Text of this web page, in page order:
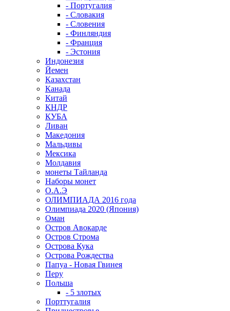
- Португалия
- Словакия
- Словения
- Финляндия
- Франция
- Эстония
Индонезия
Йемен
Казахстан
Канада
Китай
КНДР
КУБА
Ливан
Македония
Мальдивы
Мексика
Молдавия
монеты Тайланда
Наборы монет
О.А.Э
ОЛИМПИАДА 2016 года
Олимпиада 2020 (Япония)
Оман
Остров Авокарде
Остров Строма
Острова Кука
Острова Рождества
Папуа - Новая Гвинея
Перу
Польша
- 5 злотых
Порттугалия